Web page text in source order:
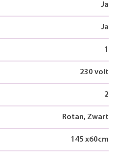
Ja
Ja
1
230 volt
2
Rotan, Zwart
145 x60cm